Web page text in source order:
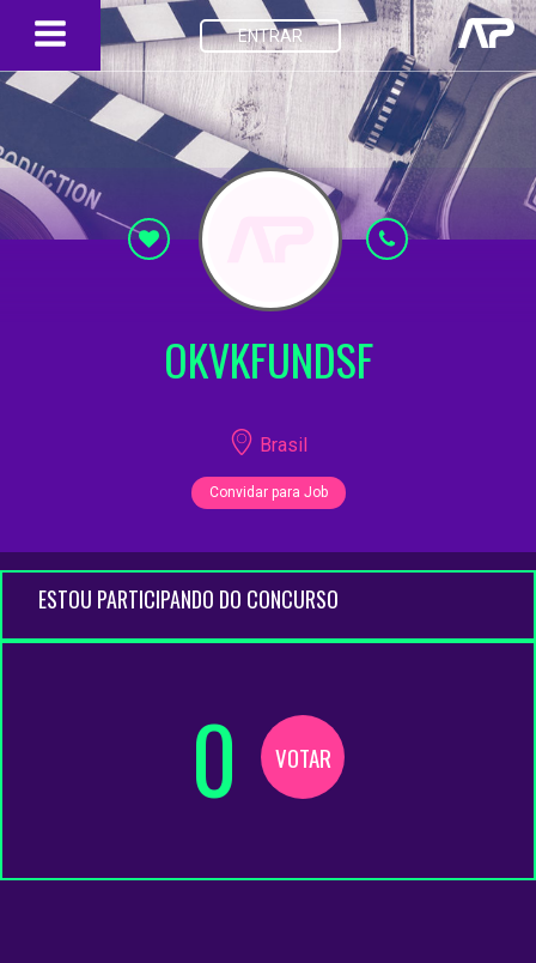
ENTRAR
OKVKFUNDSF
Brasil
Convidar para Job
ESTOU PARTICIPANDO DO CONCURSO
0 VOTAR